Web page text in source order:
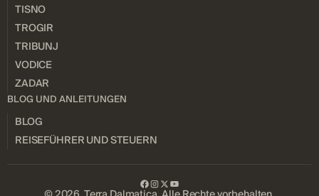
TISNO
TROGIR
TRIBUNJ
VODICE
ZADAR
BLOG UND ANLEITUNGEN
BLOG
REISEFÜHRER UND STEUERN